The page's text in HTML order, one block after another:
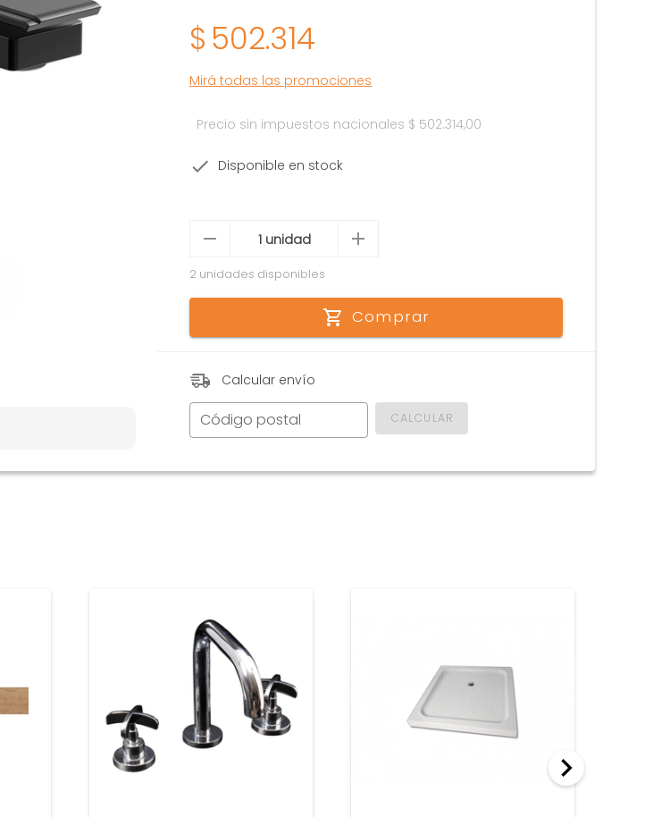
$502.314
Mirá todas las promociones
Precio sin impuestos nacionales $ 502.314,00
Disponible en stock
2 unidades disponibles
Comprar
Calcular envío
Código postal CALCULAR